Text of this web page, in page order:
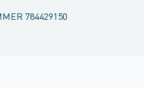
784429150